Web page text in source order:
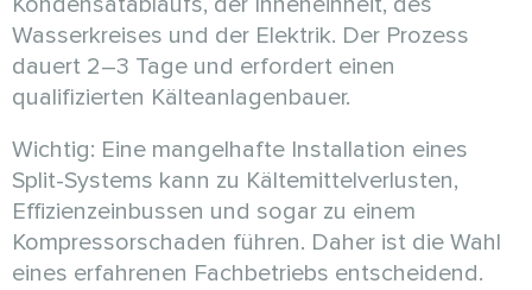
Wasserkreises und der Elektrik. Der Prozess
dauert 2–3 Tage und erfordert einen
qualifizierten Kälteanlagenbauer.
Wichtig: Eine mangelhafte Installation eines
Split-Systems kann zu Kältemittelverlusten,
Effizienzeinbussen und sogar zu einem
Kompressorschaden führen. Daher ist die Wahl
eines erfahrenen Fachbetriebs entscheidend.